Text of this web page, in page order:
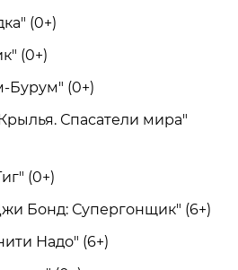
(0+)
(0+)
Бурум" (0+)
Спасатели мира"
(0+)
Бонд: Супергонщик" (6+)
Надо" (6+)